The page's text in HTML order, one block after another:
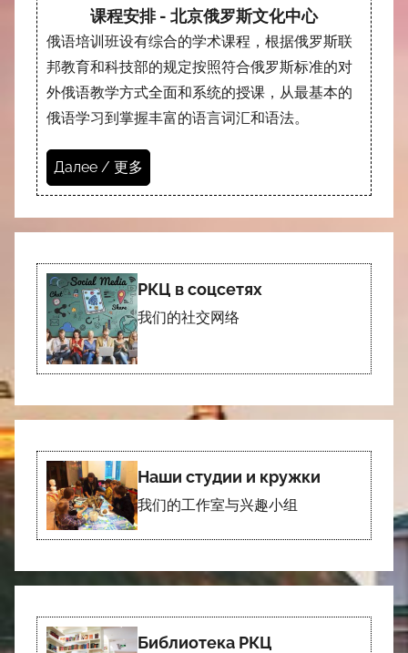
课程安排 - 北京俄罗斯文化中心
俄语培训班设有综合的学术课程，根据俄罗斯联
邦教育和科技部的规定按照符合俄罗斯标准的对
外俄语教学方式全面和系统的授课，从最基本的
俄语学习到掌握丰富的语言词汇和语法。
Далее / 更多
РКЦ в соцсетях
我们的社交网络
Наши студии и кружки
我们的工作室与兴趣小组
Библиотека РКЦ